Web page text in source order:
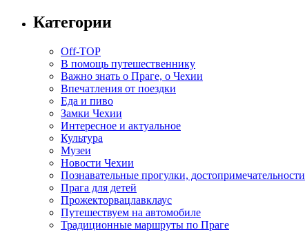
Категории
Off-TOP
В помощь путешественнику
Важно знать о Праге, о Чехии
Впечатления от поездки
Еда и пиво
Замки Чехии
Интересное и актуальное
Культура
Музеи
Новости Чехии
Познавательные прогулки, достопримечательности
Прага для детей
Прожекторвацлавклаус
Путешествуем на автомобиле
Традиционные маршруты по Праге